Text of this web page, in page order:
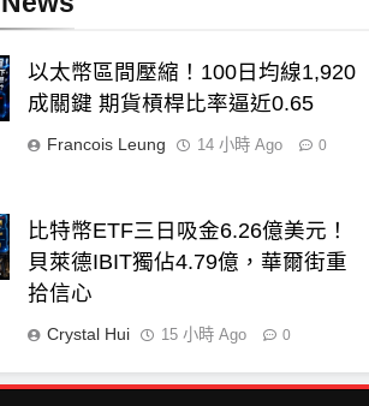
以太幣區間壓縮！100日均線1,920
成關鍵 期貨槓桿比率逼近0.65
Francois Leung 14 小時 Ago 0
比特幣ETF三日吸金6.26億美元！
貝萊德IBIT獨佔4.79億，華爾街重
拾信心
Crystal Hui 15 小時 Ago 0